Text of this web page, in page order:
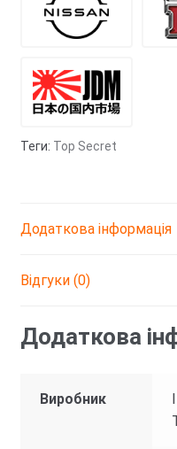
Теги: Top Secret
Додаткова інформація
Відгуки (0)
Додаткова
Виробник